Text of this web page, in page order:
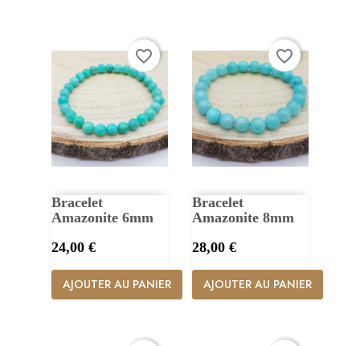
Bracelet
Amazonite 6mm
Prix
24,00 €
AJOUTER AU PANIER
favorite_border
Bracelet
Amazonite 8mm
Prix
28,00 €
AJOUTER AU PANIER
favorite_border